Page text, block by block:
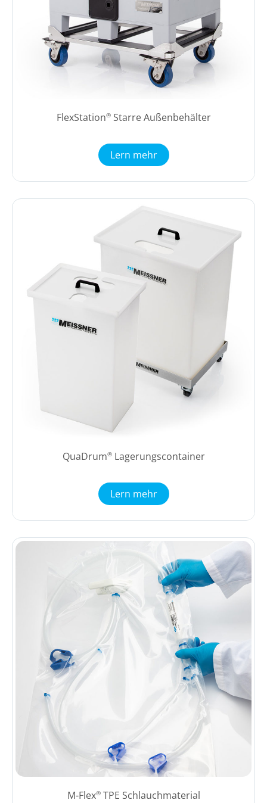
FlexStation®Starre Außenbehälter
Lern mehr
QuaDrum®Lagerungscontainer
Lern mehr
M-Flex®TPE Schlauchmaterial